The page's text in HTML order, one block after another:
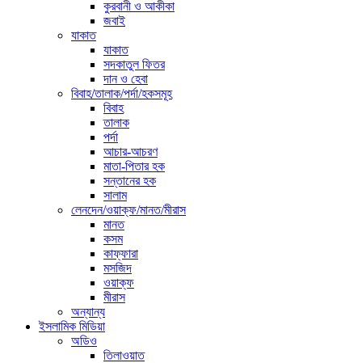
কুরবানী ও আকীকা
জবাই
যাকাত
যাকাত
সদকাতুল ফিতর
দান ও হেবা
বিবাহ/তালাক/পর্দা/হকসমূহ
বিবাহ
তালাক
পর্দা
আচার-আচরণ
মাতা-পিতার হক
সন্তানের হক
সালাম
লেনদেন/ওয়াক্ফ/মানত/মীরাস
মানত
কসম
কাফ্ফারা
মসজিদ
ওয়াক্ফ
মীরাস
অন্যান্য
ইসলামিক মিডিয়া
অডিও
তিলাওয়াত